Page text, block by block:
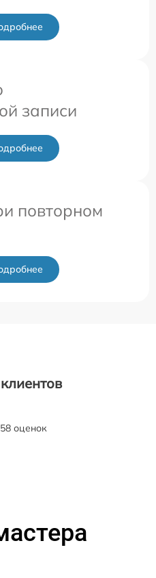
записи
повторном
оценок